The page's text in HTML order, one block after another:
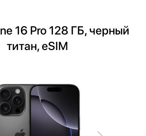
16 Pro 128 ГБ, черный
титан, eSIM